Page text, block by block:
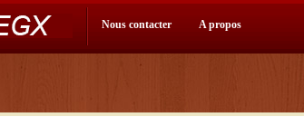
Nous contacter A propos